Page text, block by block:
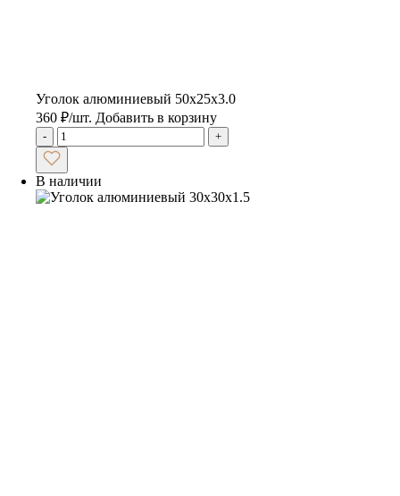
Уголок алюминиевый 50х25х3.0
360 ₽/шт. Добавить в корзину
- +
В наличии